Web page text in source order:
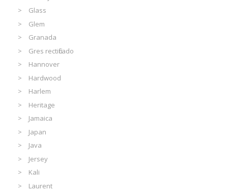
Glass
Glem
Granada
Gres rectificado
Hannover
Hardwood
Harlem
Heritage
Jamaica
Japan
Java
Jersey
Kali
Laurent